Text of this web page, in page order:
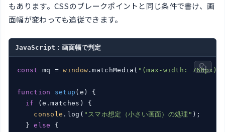
もあります。CSSのブレークポイントと同じ条件で書け、画
面幅が変わっても追従できます。
JavaScript：画面幅で判定
const mq = window .matchMedia( "(max-width: 768px)"
function setup ( e ) {
if (e.matches) {
console .log( "スマホ想定（小さい画面）の処理" );
  }
else {